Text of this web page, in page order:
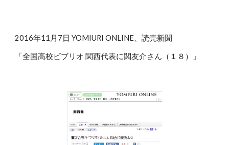
2016年11月7日 YOMIURI ONLINE、読売新聞
「全国高校ビブリオ 関西代表に関友介さん（１８）」